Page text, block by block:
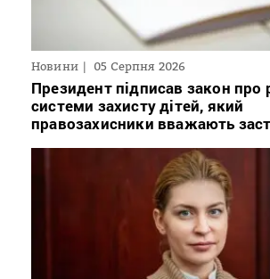
Новини 05 Серпня 2026
Президент підписав закон
системи захисту дітей, який
правозахисники вважають